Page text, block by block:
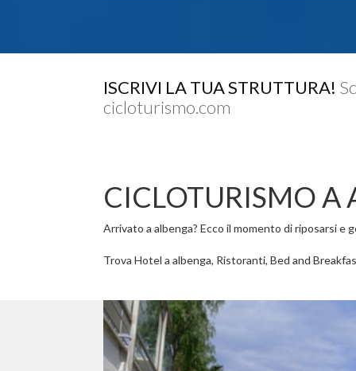
ISCRIVI LA TUA STRUTTURA!
cicloturismo.com
CICLOTURISMO A
Arrivato a albenga? Ecco il momento di riposarsi e
Trova Hotel a albenga, Ristoranti, Bed and